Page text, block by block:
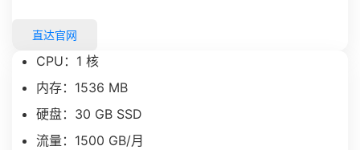
直达官网
CPU：1 核
内存：1536 MB
硬盘：30 GB SSD
流量：1500 GB/月